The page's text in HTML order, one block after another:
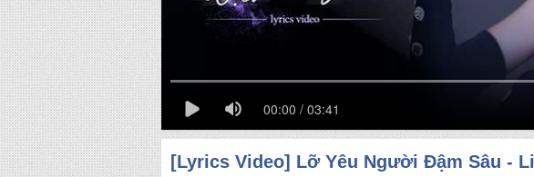
00:00 / 03:41
[Lyrics Video] Lỡ Yêu Người Đậm Sâu -